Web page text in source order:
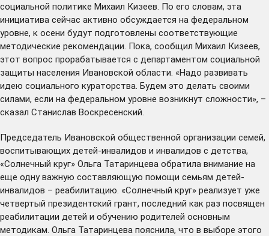
социальной политике Михаил Кизеев. По его словам, эта
инициатива сейчас активно обсуждается на федеральном
уровне, к осени будут подготовлены соответствующие
методические рекомендации. Пока, сообщил Михаил Кизеев,
этот вопрос прорабатывается с департаментом социальной
защиты населения Ивановской области. «Надо развивать
идею социального кураторства. Будем это делать своими
силами, если на федеральном уровне возникнут сложности», –
сказал Станислав Воскресенский.
Председатель Ивановской общественной организации семей,
воспитывающих детей-инвалидов и инвалидов с детства,
«Солнечный круг» Ольга Татаринцева обратила внимание на
еще одну важную составляющую помощи семьям детей-
инвалидов – реабилитацию. «Солнечный круг» реализует уже
четвертый президентский грант, последний как раз посвящен
реабилитации детей и обучению родителей основным
методикам. Ольга Татаринцева пояснила, что в выборе этого